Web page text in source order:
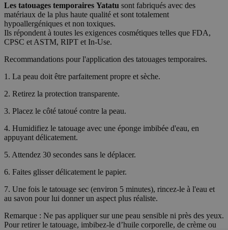
Les tatouages temporaires Yatatu sont fabriqués avec des
matériaux de la plus haute qualité et sont totalement
hypoallergéniques et non toxiques.
Ils répondent à toutes les exigences cosmétiques telles que FDA,
CPSC et ASTM, RIPT et In-Use.
Recommandations pour l'application des tatouages temporaires.
1. La peau doit être parfaitement propre et sèche.
2. Retirez la protection transparente.
3. Placez le côté tatoué contre la peau.
4. Humidifiez le tatouage avec une éponge imbibée d'eau, en
appuyant délicatement.
5. Attendez 30 secondes sans le déplacer.
6. Faites glisser délicatement le papier.
7. Une fois le tatouage sec (environ 5 minutes), rincez-le à l'eau et
au savon pour lui donner un aspect plus réaliste.
Remarque : Ne pas appliquer sur une peau sensible ni près des yeux.
Pour retirer le tatouage, imbibez-le d’huile corporelle, de crème ou